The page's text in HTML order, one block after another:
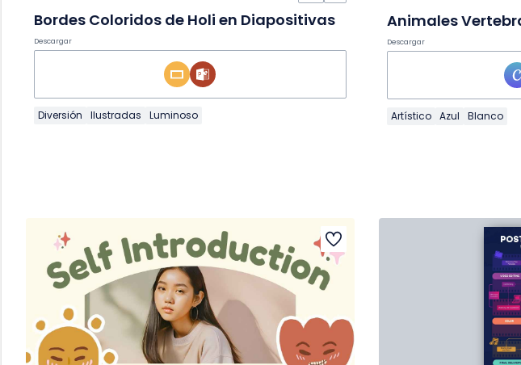
Bordes Coloridos de Holi en Diapositivas
Descargar
Diversión Ilustradas Luminoso
Descargar
Artístico Azul Blanco